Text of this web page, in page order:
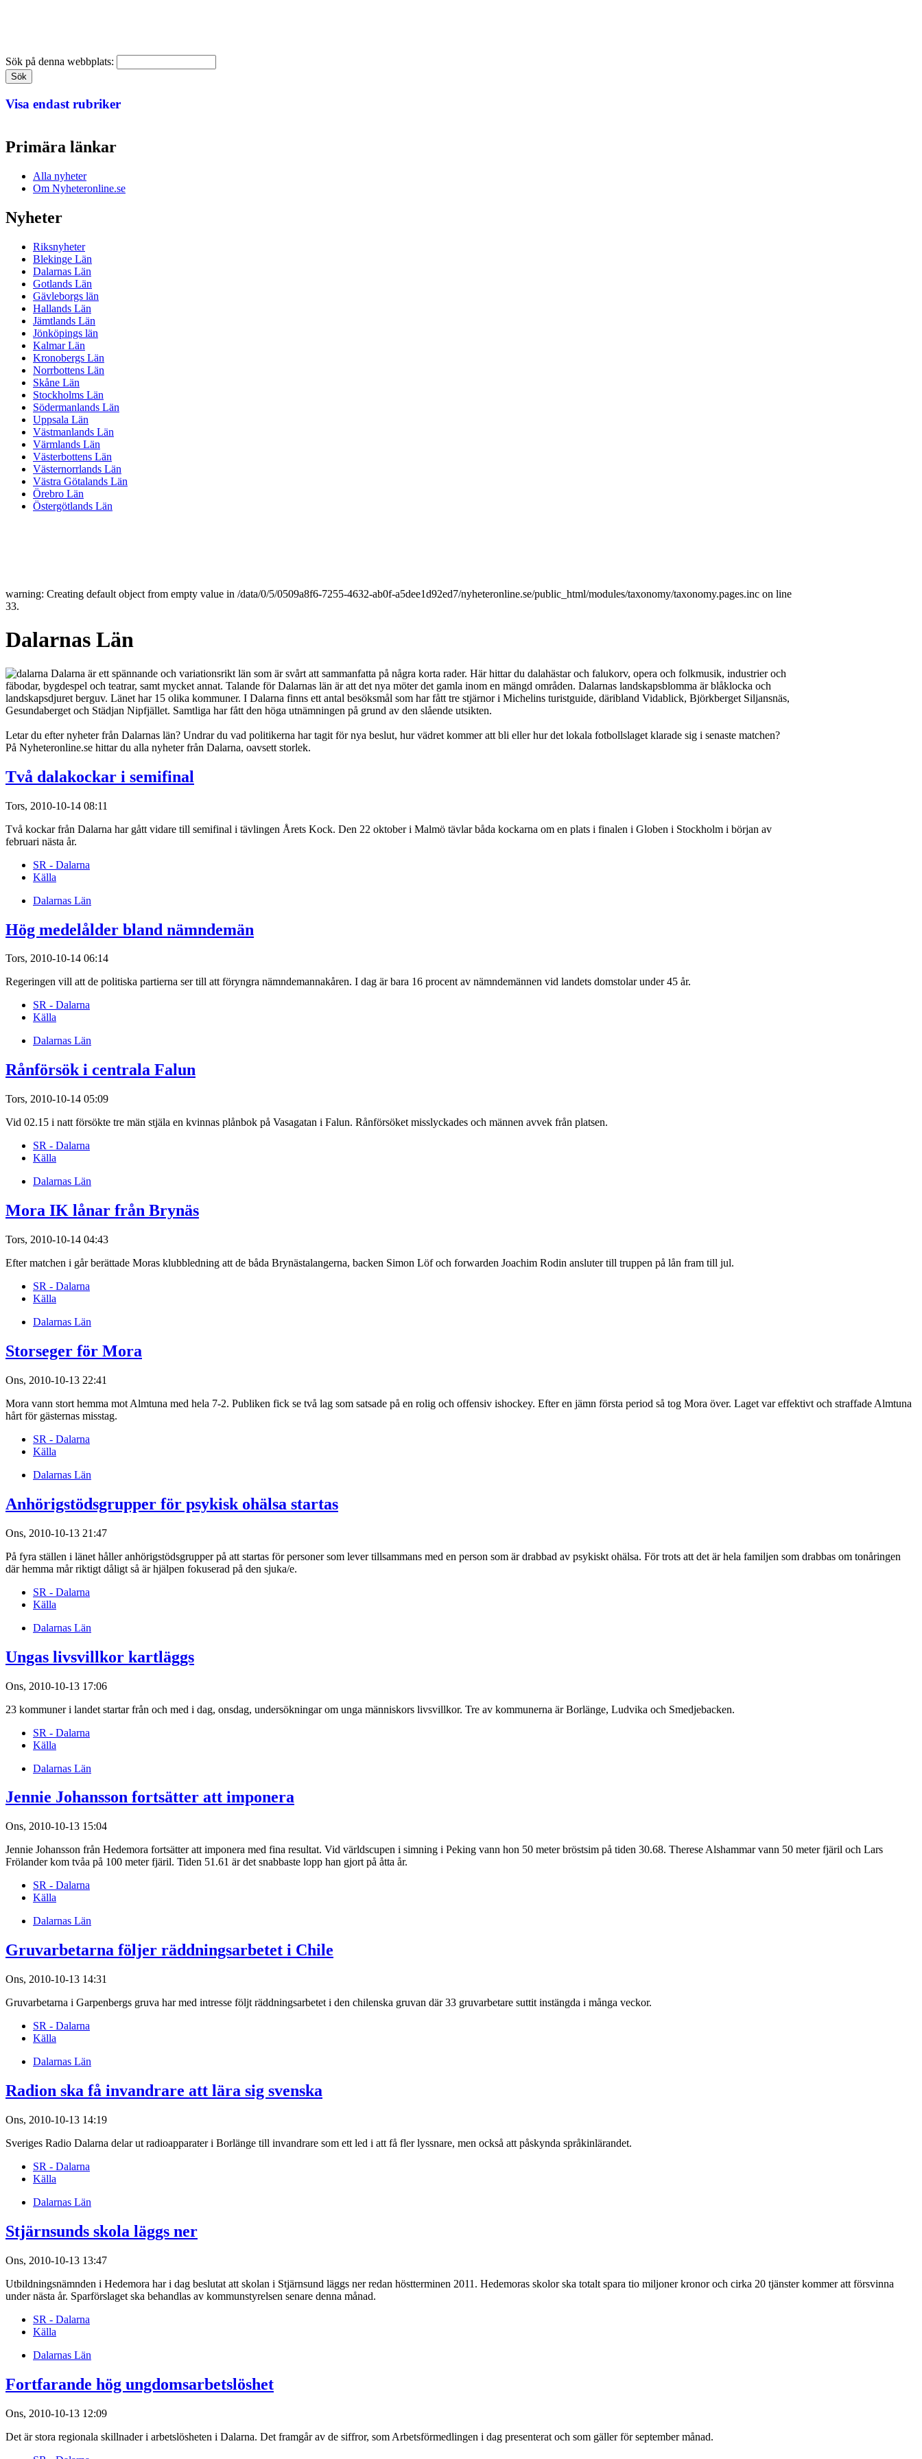
Sök på denna webbplats:
Visa endast rubriker
Primära länkar
Alla nyheter
Om Nyheteronline.se
Nyheter
Riksnyheter
Blekinge Län
Dalarnas Län
Gotlands Län
Gävleborgs län
Hallands Län
Jämtlands Län
Jönköpings län
Kalmar Län
Kronobergs Län
Norrbottens Län
Skåne Län
Stockholms Län
Södermanlands Län
Uppsala Län
Västmanlands Län
Värmlands Län
Västerbottens Län
Västernorrlands Län
Västra Götalands Län
Örebro Län
Östergötlands Län
warning: Creating default object from empty value in /data/0/5/0509a8f6-7255-4632-ab0f-a5dee1d92ed7/nyheteronline.se/public_html/modules/taxonomy/taxonomy.pages.inc on line
33.
Dalarnas Län
Dalarna är ett spännande och variationsrikt län som är svårt att sammanfatta på några korta rader. Här hittar du dalahästar och falukorv, opera och folkmusik, industrier och
fäbodar, bygdespel och teatrar, samt mycket annat. Talande för Dalarnas län är att det nya möter det gamla inom en mängd områden. Dalarnas landskapsblomma är blåklocka och
landskapsdjuret berguv. Länet har 15 olika kommuner. I Dalarna finns ett antal besöksmål som har fått tre stjärnor i Michelins turistguide, däribland Vidablick, Björkberget Siljansnäs,
Gesundaberget och Städjan Nipfjället. Samtliga har fått den höga utnämningen på grund av den slående utsikten.
Letar du efter nyheter från Dalarnas län? Undrar du vad politikerna har tagit för nya beslut, hur vädret kommer att bli eller hur det lokala fotbollslaget klarade sig i senaste matchen?
På Nyheteronline.se hittar du alla nyheter från Dalarna, oavsett storlek.
Två dalakockar i semifinal
Tors, 2010-10-14 08:11
Två kockar från Dalarna har gått vidare till semifinal i tävlingen Årets Kock. Den 22 oktober i Malmö tävlar båda kockarna om en plats i finalen i Globen i Stockholm i början av
februari nästa år.
SR - Dalarna
Källa
Dalarnas Län
Hög medelålder bland nämndemän
Tors, 2010-10-14 06:14
Regeringen vill att de politiska partierna ser till att föryngra nämndemannakåren. I dag är bara 16 procent av nämndemännen vid landets domstolar under 45 år.
SR - Dalarna
Källa
Dalarnas Län
Rånförsök i centrala Falun
Tors, 2010-10-14 05:09
Vid 02.15 i natt försökte tre män stjäla en kvinnas plånbok på Vasagatan i Falun. Rånförsöket misslyckades och männen avvek från platsen.
SR - Dalarna
Källa
Dalarnas Län
Mora IK lånar från Brynäs
Tors, 2010-10-14 04:43
Efter matchen i går berättade Moras klubbledning att de båda Brynästalangerna, backen Simon Löf och forwarden Joachim Rodin ansluter till truppen på lån fram till jul.
SR - Dalarna
Källa
Dalarnas Län
Storseger för Mora
Ons, 2010-10-13 22:41
Mora vann stort hemma mot Almtuna med hela 7-2. Publiken fick se två lag som satsade på en rolig och offensiv ishockey. Efter en jämn första period så tog Mora över. Laget var effektivt och straffade Almtuna
hårt för gästernas misstag.
SR - Dalarna
Källa
Dalarnas Län
Anhörigstödsgrupper för psykisk ohälsa startas
Ons, 2010-10-13 21:47
På fyra ställen i länet håller anhörigstödsgrupper på att startas för personer som lever tillsammans med en person som är drabbad av psykiskt ohälsa. För trots att det är hela familjen som drabbas om tonåringen
där hemma mår riktigt dåligt så är hjälpen fokuserad på den sjuka/e.
SR - Dalarna
Källa
Dalarnas Län
Ungas livsvillkor kartläggs
Ons, 2010-10-13 17:06
23 kommuner i landet startar från och med i dag, onsdag, undersökningar om unga människors livsvillkor. Tre av kommunerna är Borlänge, Ludvika och Smedjebacken.
SR - Dalarna
Källa
Dalarnas Län
Jennie Johansson fortsätter att imponera
Ons, 2010-10-13 15:04
Jennie Johansson från Hedemora fortsätter att imponera med fina resultat. Vid världscupen i simning i Peking vann hon 50 meter bröstsim på tiden 30.68. Therese Alshammar vann 50 meter fjäril och Lars
Frölander kom tvåa på 100 meter fjäril. Tiden 51.61 är det snabbaste lopp han gjort på åtta år.
SR - Dalarna
Källa
Dalarnas Län
Gruvarbetarna följer räddningsarbetet i Chile
Ons, 2010-10-13 14:31
Gruvarbetarna i Garpenbergs gruva har med intresse följt räddningsarbetet i den chilenska gruvan där 33 gruvarbetare suttit instängda i många veckor.
SR - Dalarna
Källa
Dalarnas Län
Radion ska få invandrare att lära sig svenska
Ons, 2010-10-13 14:19
Sveriges Radio Dalarna delar ut radioapparater i Borlänge till invandrare som ett led i att få fler lyssnare, men också att påskynda språkinlärandet.
SR - Dalarna
Källa
Dalarnas Län
Stjärnsunds skola läggs ner
Ons, 2010-10-13 13:47
Utbildningsnämnden i Hedemora har i dag beslutat att skolan i Stjärnsund läggs ner redan höstterminen 2011. Hedemoras skolor ska totalt spara tio miljoner kronor och cirka 20 tjänster kommer att försvinna
under nästa år. Sparförslaget ska behandlas av kommunstyrelsen senare denna månad.
SR - Dalarna
Källa
Dalarnas Län
Fortfarande hög ungdomsarbetslöshet
Ons, 2010-10-13 12:09
Det är stora regionala skillnader i arbetslösheten i Dalarna. Det framgår av de siffror, som Arbetsförmedlingen i dag presenterat och som gäller för september månad.